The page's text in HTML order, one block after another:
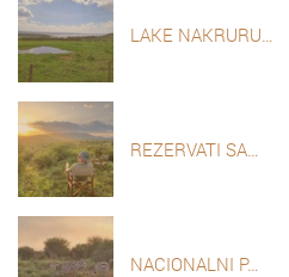
LAKE NAKRURU…
REZERVATI SA…
NACIONALNI P…